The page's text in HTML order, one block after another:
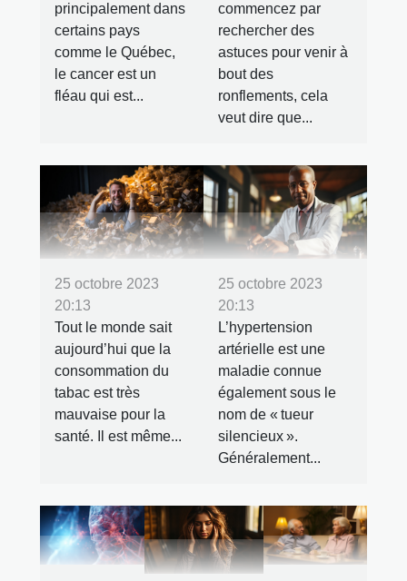
principalement dans
certains pays
comme le Québec,
le cancer est un
fléau qui est...
commencez par
rechercher des
astuces pour venir à
bout des
ronflements, cela
veut dire que...
25 octobre 2023
20:13
Tout le monde sait
aujourd’hui que la
consommation du
tabac est très
mauvaise pour la
santé. Il est même...
25 octobre 2023
20:13
L’hypertension
artérielle est une
maladie connue
également sous le
nom de « tueur
silencieux ».
Généralement...